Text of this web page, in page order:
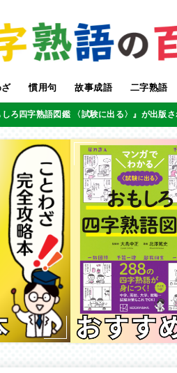
ざ 慣用句 故事成語 二字熟語
ろ四字熟語図鑑 〈試験に出る〉』が出版